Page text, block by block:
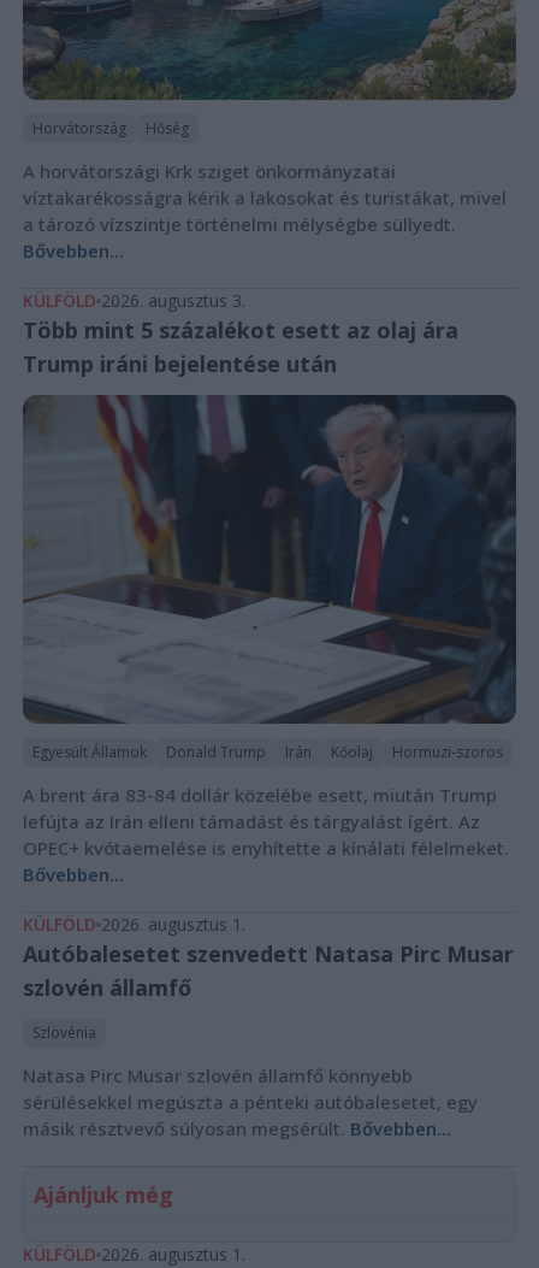
Horvátország Hőség
A horvátországi Krk sziget önkormányzatai
víztakarékosságra kérik a lakosokat és turistákat, mivel
a tározó vízszintje történelmi mélységbe süllyedt.
Bővebben...
KÜLFÖLD 2026. augusztus 3.
Több mint 5 százalékot esett az olaj ára
Trump iráni bejelentése után
Egyesült Államok Donald Trump Irán Kőolaj Hormuzi-szoros
A brent ára 83-84 dollár közelébe esett, miután Trump
lefújta az Irán elleni támadást és tárgyalást ígért. Az
OPEC+ kvótaemelése is enyhítette a kínálati félelmeket.
Bővebben...
KÜLFÖLD 2026. augusztus 1.
Autóbalesetet szenvedett Natasa Pirc Musar
szlovén államfő
Szlovénia
Natasa Pirc Musar szlovén államfő könnyebb
sérülésekkel megúszta a pénteki autóbalesetet, egy
másik résztvevő súlyosan megsérült. Bővebben...
Ajánljuk még
KÜLFÖLD 2026. augusztus 1.